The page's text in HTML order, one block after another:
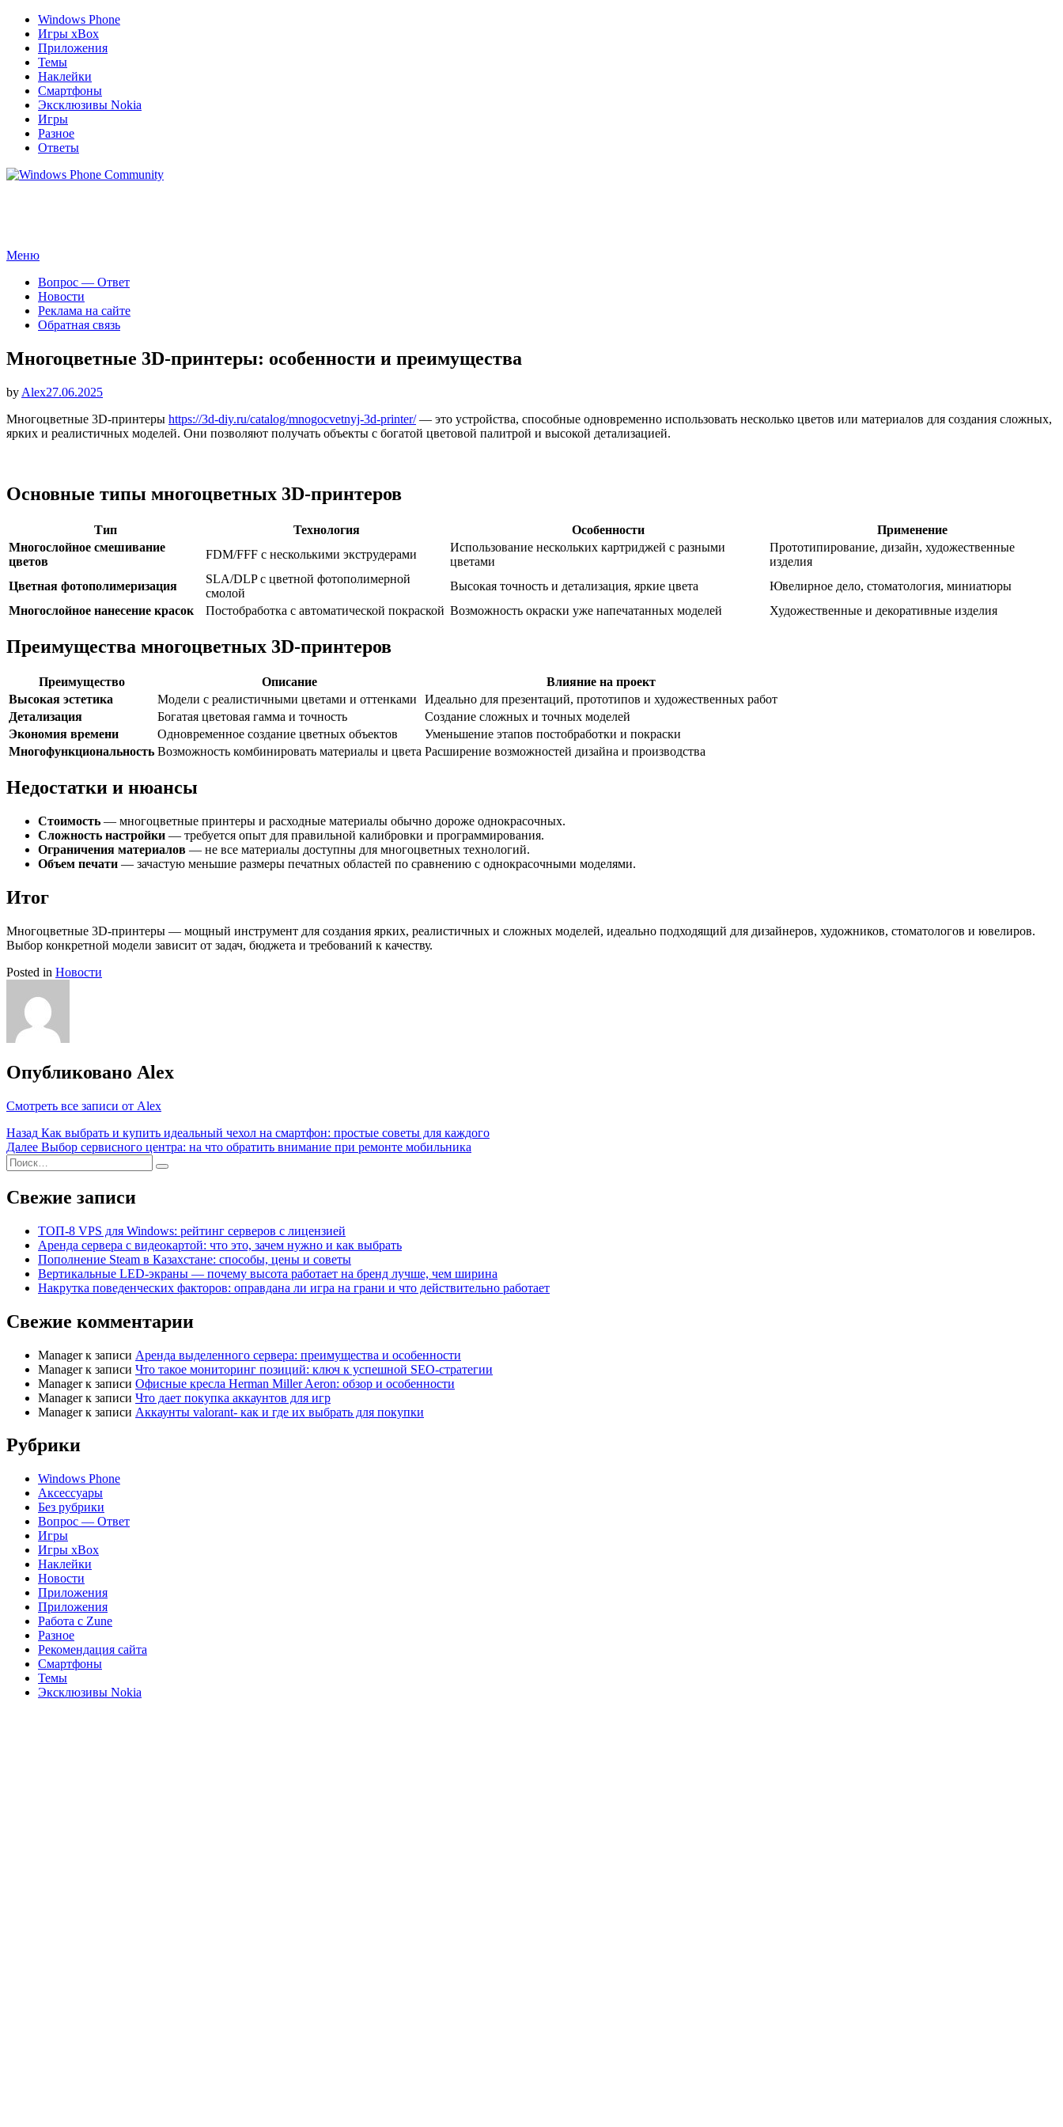
Windows Phone
Игры xBox
Приложения
Темы
Наклейки
Смартфоны
Эксклюзивы Nokia
Игры
Разное
Ответы
Перейти
содержимому
Меню
Вопрос — Ответ
Новости
Реклама на сайте
Обратная связь
Многоцветные 3D-принтеры: особенности и преимущества
by AlexОпубликовано
27.06.2025
Многоцветные 3D-принтеры https://3d-diy.ru/catalog/mnogocvetnyj-3d-printer/— это устройства, способные одновременно использовать несколько цветов или материалов для создания сложных,
ярких и реалистичных моделей. Они позволяют получать объекты с богатой цветовой палитрой и высокой детализацией.
Основные типы многоцветных 3D-принтеров
Тип Технология Особенности
Применение
Многослойное смешивание
цветов
FDM/FFF с несколькими экструдерами
Использование нескольких картриджей с разными
цветами
Прототипирование, дизайн, художественные
изделия
Цветная фотополимеризация
SLA/DLP с цветной фотополимерной
смолой
Высокая точность и детализация, яркие цвета
Ювелирное дело, стоматология, миниатюры
Многослойное нанесение красок
Постобработка с автоматической покраской Возможность окраски уже напечатанных моделей Художественные и декоративные изделия
Преимущества многоцветных 3D-принтеров
Преимущество Описание
Влияние на проект
Высокая эстетика
Модели с реалистичными цветами и оттенками
Идеально для презентаций, прототипов и художественных работ
Детализация
Богатая цветовая гамма и точность
Создание сложных и точных моделей
Экономия времени
Одновременное создание цветных объектов
Уменьшение этапов постобработки и покраски
Многофункциональность Возможность комбинировать материалы и цвета Расширение возможностей дизайна и производства
Недостатки и нюансы
Стоимость — многоцветные принтеры и расходные материалы обычно дороже однокрасочных.
Сложность настройки — требуется опыт для правильной калибровки и программирования.
Ограничения материалов — не все материалы доступны для многоцветных технологий.
Объем печати — зачастую меньшие размеры печатных областей по сравнению с однокрасочными моделями.
Итог
Многоцветные 3D-принтеры — мощный инструмент для создания ярких, реалистичных и сложных моделей, идеально подходящий для дизайнеров, художников, стоматологов и ювелиров.
Выбор конкретной модели зависит от задач, бюджета и требований к качеству.
Posted in Новости
Опубликовано Alex
Смотреть все записи от Alex
Навигация
по
записям
Назад Как выбрать и купить идеальный чехол на смартфон: простые советы для каждого
Далее Выбор сервисного центра: на что обратить внимание при ремонте мобильника
Поиск
Найти
Свежие записи
ТОП-8 VPS для Windows: рейтинг серверов с лицензией
Аренда сервера с видеокартой: что это, зачем нужно и как выбрать
Пополнение Steam в Казахстане: способы, цены и советы
Вертикальные LED-экраны — почему высота работает на бренд лучше, чем ширина
Накрутка поведенческих факторов: оправдана ли игра на грани и что действительно работает
Свежие комментарии
Managerк записи Аренда выделенного сервера: преимущества и особенности
Managerк записи Что такое мониторинг позиций: ключ к успешной SEO-стратегии
Managerк записи Офисные кресла Herman Miller Aeron: обзор и особенности
Managerк записи Что дает покупка аккаунтов для игр
Managerк записи Аккаунты valorant- как и где их выбрать для покупки
Рубрики
Windows Phone
Аксессуары
Без рубрики
Вопрос — Ответ
Игры
Игры xBox
Наклейки
Новости
Приложения
Приложения
Работа с Zune
Разное
Рекомендация сайта
Смартфоны
Темы
Эксклюзивы Nokia